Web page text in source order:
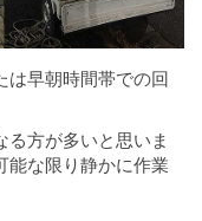
は早朝時間帯での回
る方が多いと思いま
能な限り静かに作業